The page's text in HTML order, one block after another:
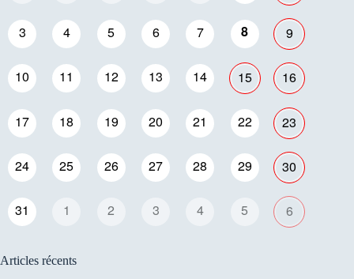
3 4 5 6 7 8 9
10 11 12 13 14 15 16
17 18 19 20 21 22 23
24 25 26 27 28 29 30
31 1 2 3 4 5 6
Articles récents